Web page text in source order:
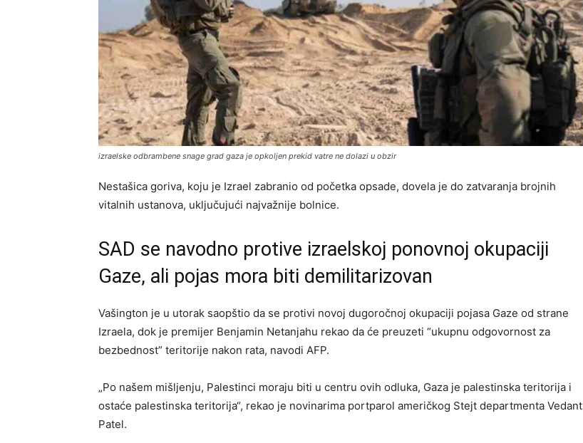
izraelske odbrambene snage grad gaza je opkoljen prekid vatre ne dolazi u obzir
Nestašica goriva, koju je Izrael zabranio od početka opsade, dovela je do zatvaranja brojnih
vitalnih ustanova, uključujući najvažnije bolnice.
SAD se navodno protive izraelskoj ponovnoj okupaciji
Gaze, ali pojas mora biti demilitarizovan
Vašington je u utorak saopštio da se protivi novoj dugoročnoj okupaciji pojasa Gaze od strane
Izraela, dok je premijer Benjamin Netanjahu rekao da će preuzeti “ukupnu odgovornost za
bezbednost” teritorije nakon rata, navodi AFP.
„Po našem mišljenju, Palestinci moraju biti u centru ovih odluka, Gaza je palestinska teritorija i
ostaće palestinska teritorija“, rekao je novinarima portparol američkog Stejt departmenta Vedant
Patel.